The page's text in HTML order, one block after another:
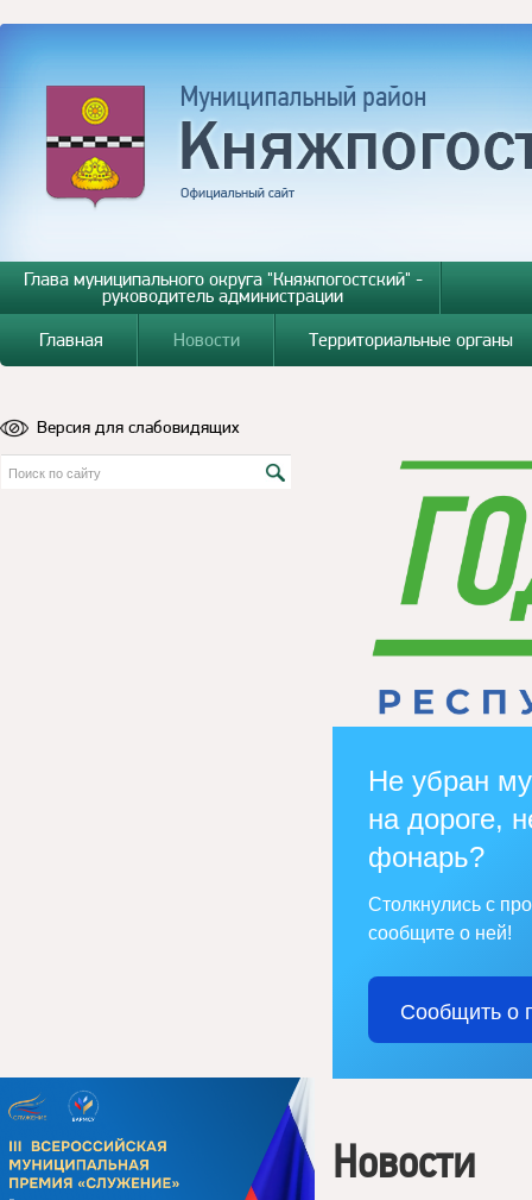
Глава муниципального округа "Княжпогостский" -
руководитель администрации
Главная
Новости Территориальные органы
Версия для слабовидящих
Не убран
на дороге,
фонарь?
Столкнулись с
сообщите о ней!
Сообщить о
Новости